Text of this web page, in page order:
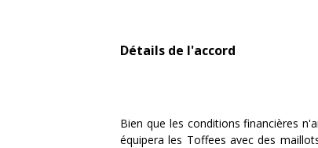
Détails de l'accord
Bien que les conditions financières
équipera les Toffees avec des